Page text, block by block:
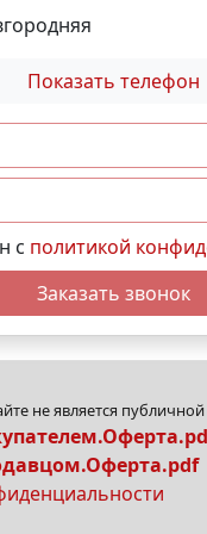
Показать телефон
с политикой
Заказать звонок
не является